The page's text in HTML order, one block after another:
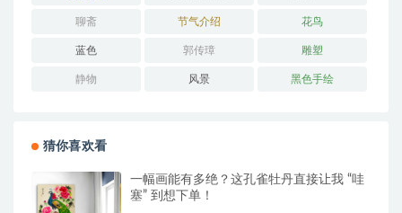
聊斋 节气介绍 花鸟
蓝色 郭传璋 雕塑
静物 风景 黑色手绘
猜你喜欢看
一幅画能有多绝？这孔雀牡丹直接让我 “哇
塞” 到想下单！